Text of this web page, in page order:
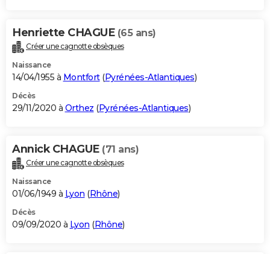
Henriette CHAGUE (65 ans)
Créer une cagnotte obsèques
Naissance
14/04/1955 à Montfort(Pyrénées-Atlantiques)
Décès
29/11/2020 à Orthez (Pyrénées-Atlantiques)
Annick CHAGUE (71 ans)
Créer une cagnotte obsèques
Naissance
01/06/1949 à Lyon (Rhône)
Décès
09/09/2020 à Lyon (Rhône)